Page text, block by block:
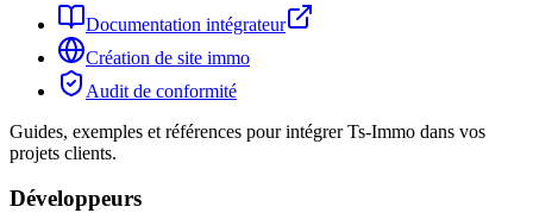
Documentation intégrateur
Création de site immo
Audit de conformité
Guides, exemples et références pour intégrer Ts-Immo dans vos
projets clients.
Développeurs